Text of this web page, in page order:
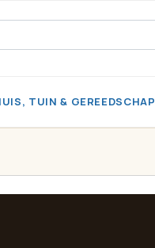
TUIN & GEREEDSCHAP